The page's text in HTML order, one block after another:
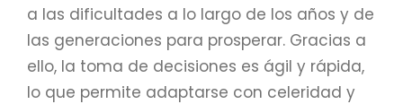
a las dificultades a lo largo de los años y de
las generaciones para prosperar. Gracias a
ello, la toma de decisiones es ágil y rápida,
lo que permite adaptarse con celeridad y